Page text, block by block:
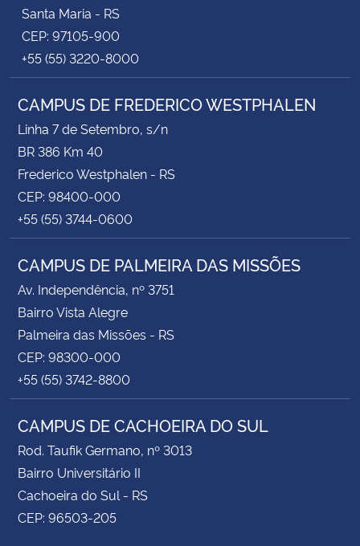
Santa Maria - RS
CEP: 97105-900
+55 (55) 3220-8000
CAMPUS DE FREDERICO WESTPHALEN
Linha 7 de Setembro, s/n
BR 386 Km 40
Frederico Westphalen - RS
CEP: 98400-000
+55 (55) 3744-0600
CAMPUS DE PALMEIRA DAS MISSÕES
Av. Independência, nº 3751
Bairro Vista Alegre
Palmeira das Missões - RS
CEP: 98300-000
+55 (55) 3742-8800
CAMPUS DE CACHOEIRA DO SUL
Rod. Taufik Germano, nº 3013
Bairro Universitário II
Cachoeira do Sul - RS
CEP: 96503-205